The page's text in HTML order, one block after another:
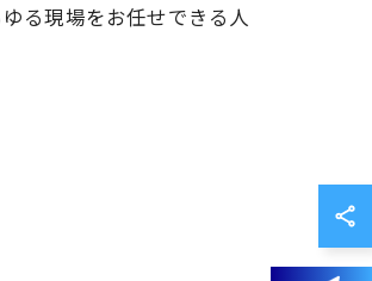
る現場をお任せできる人